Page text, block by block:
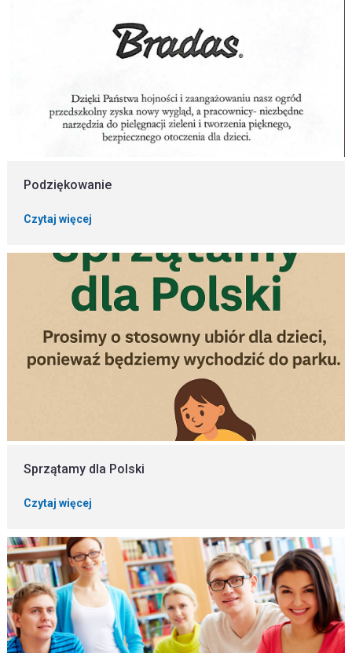
Podziękowanie
Czytaj więcej
Sprzątamy dla Polski
Czytaj więcej